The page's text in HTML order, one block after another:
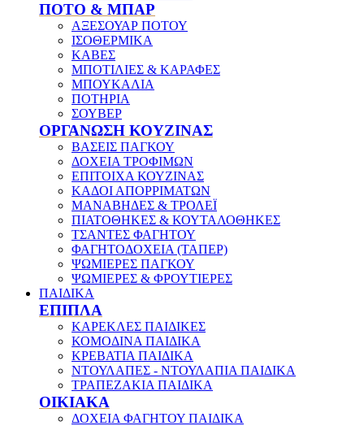
ΠΟΤΟ & ΜΠΑΡ
ΑΞΕΣΟΥΑΡ ΠΟΤΟΥ
ΙΣΟΘΕΡΜΙΚΑ
ΚΑΒΕΣ
ΜΠΟΤΙΛΙΕΣ & ΚΑΡΑΦΕΣ
ΜΠΟΥΚΑΛΙΑ
ΠΟΤΗΡΙΑ
ΣΟΥΒΕΡ
ΟΡΓΑΝΩΣΗ ΚΟΥΖΙΝΑΣ
ΒΑΣΕΙΣ ΠΑΓΚΟΥ
ΔΟΧΕΙΑ ΤΡΟΦΙΜΩΝ
ΕΠΙΤΟΙΧΑ ΚΟΥΖΙΝΑΣ
ΚΑΔΟΙ ΑΠΟΡΡΙΜΑΤΩΝ
ΜΑΝΑΒΗΔΕΣ & ΤΡΟΛΕΪ
ΠΙΑΤΟΘΗΚΕΣ & ΚΟΥΤΑΛΟΘΗΚΕΣ
ΤΣΑΝΤΕΣ ΦΑΓΗΤΟΥ
ΦΑΓΗΤΟΔΟΧΕΙΑ (ΤΑΠΕΡ)
ΨΩΜΙΕΡΕΣ ΠΑΓΚΟΥ
ΨΩΜΙΕΡΕΣ & ΦΡΟΥΤΙΕΡΕΣ
ΠΑΙΔΙΚΑ
ΕΠΙΠΛΑ
ΚΑΡΕΚΛΕΣ ΠΑΙΔΙΚΕΣ
ΚΟΜΟΔΙΝΑ ΠΑΙΔΙΚΑ
ΚΡΕΒΑΤΙΑ ΠΑΙΔΙΚΑ
ΝΤΟΥΛΑΠΕΣ - ΝΤΟΥΛΑΠΙΑ ΠΑΙΔΙΚΑ
ΤΡΑΠΕΖΑΚΙΑ ΠΑΙΔΙΚΑ
ΟΙΚΙΑΚΑ
ΔΟΧΕΙΑ ΦΑΓΗΤΟΥ ΠΑΙΔΙΚΑ